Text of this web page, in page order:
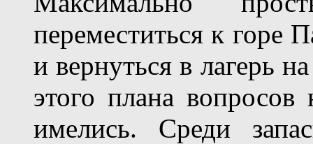
переместиться к горе
и вернуться в лагерь
этого плана
имелись. Среди